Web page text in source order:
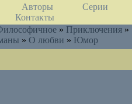
Авторы
Серии
Контакты
» Приключения »
» О любви » Юмор